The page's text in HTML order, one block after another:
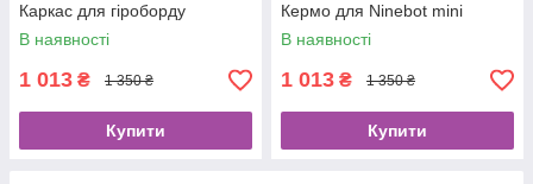
Каркас для гіроборду
В наявності
1 013 ₴ 1 350 ₴
Купити
Кермо для Ninebot mini
В наявності
1 013 ₴ 1 350 ₴
Купити